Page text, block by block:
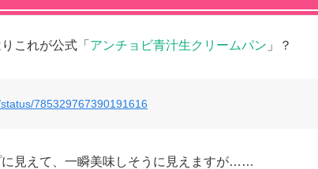
これが公式「 アンチョビ青汁生クリームパン 」？
785329767390191616
見えて、一瞬美味しそうに見えますが……